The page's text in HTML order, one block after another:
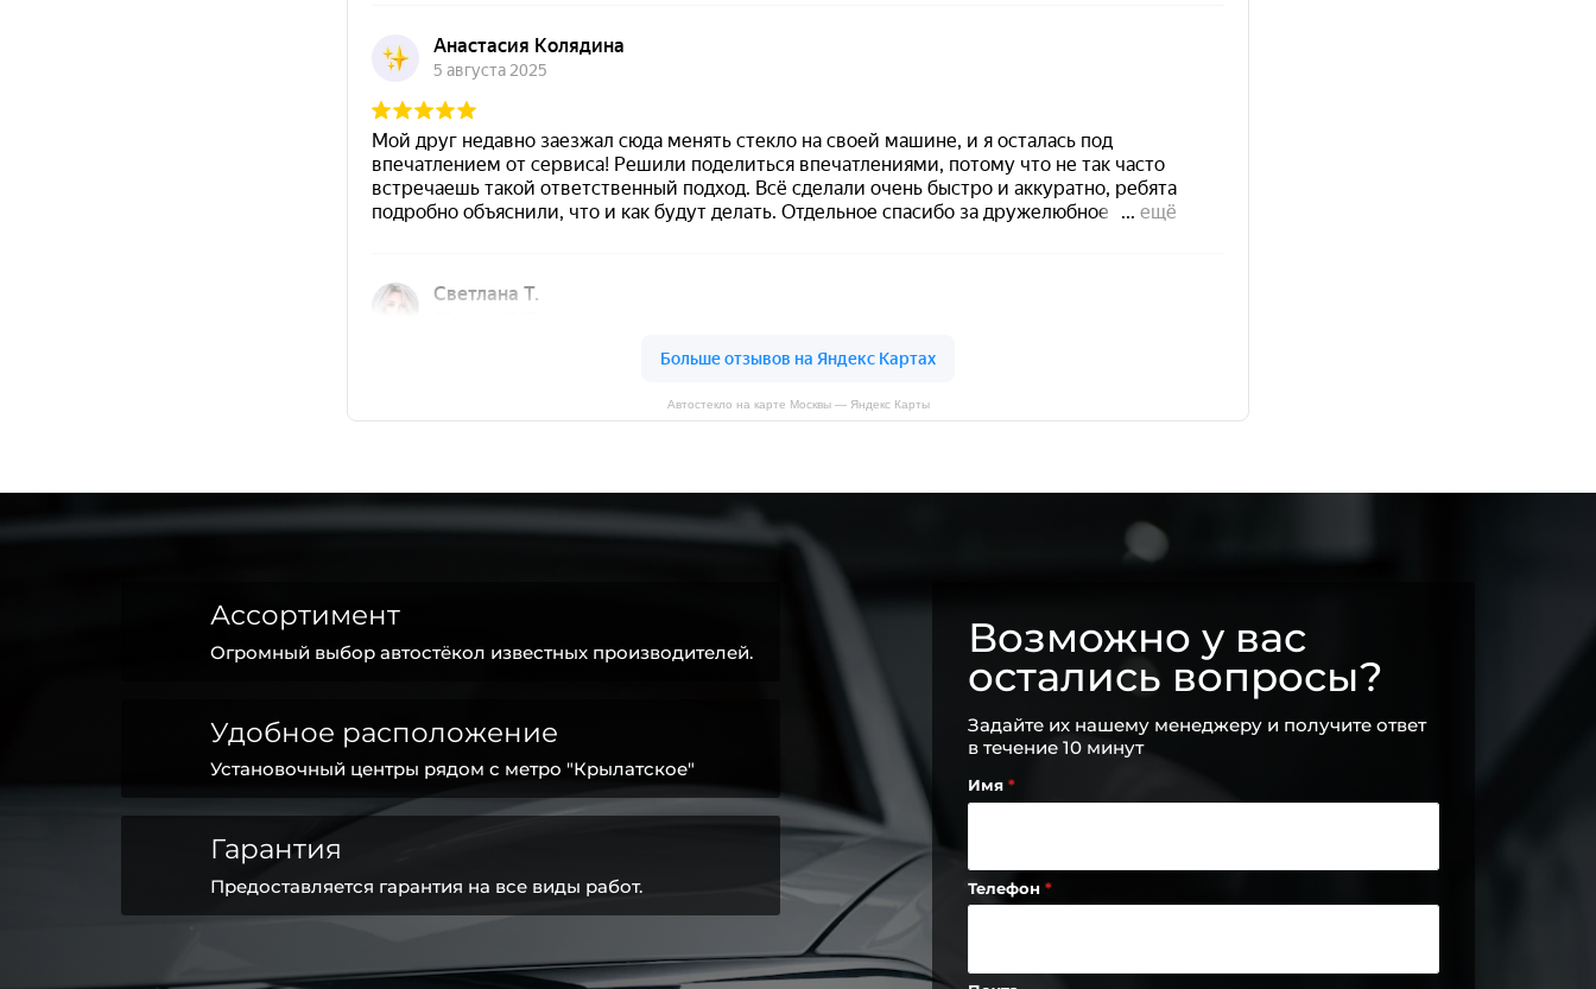
Автостекло на карте Москвы — Яндекс Карты
Ассортимент
Огромный выбор автостёкол известных производителей.
Удобное расположение
Установочный центры рядом с метро "Крылатское"
Гарантия
Предоставляется гарантия на все виды работ.
Возможно у вас
остались вопросы?
Задайте их нашему менеджеру и получите ответ
в течение 10 минут
Имя
Телефон